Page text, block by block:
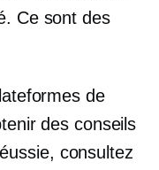
Ce sont des
de
des conseils
consultez